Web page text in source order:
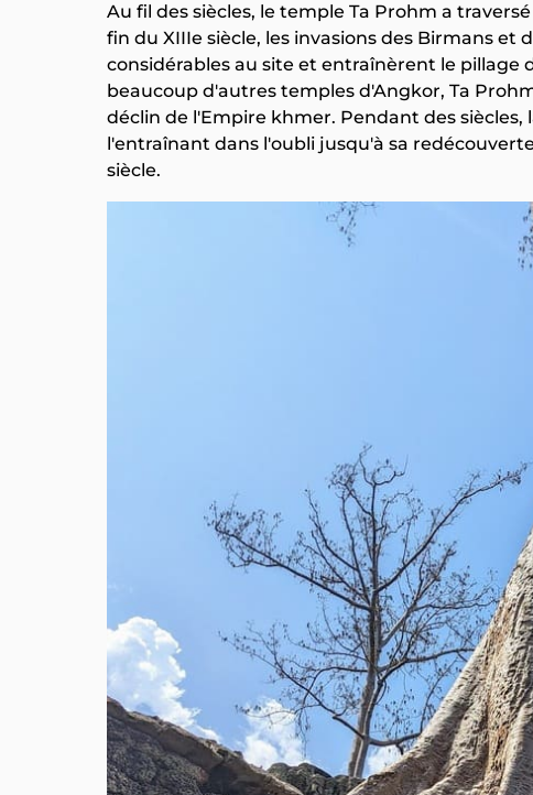
Au fil des siècles, le temple Ta Prohm a
fin du XIIIe siècle, les invasions des Birmans et
considérables au site et entraînèrent le
beaucoup d'autres temples d'Angkor, Ta
déclin de l'Empire khmer. Pendant des
l'entraînant dans l'oubli jusqu'à sa
siècle.